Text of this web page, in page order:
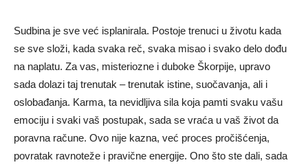
Sudbina je sve već isplanirala. Postoje trenuci u životu kada
se sve složi, kada svaka reč, svaka misao i svako delo dođu
na naplatu. Za vas, misteriozne i duboke Škorpije, upravo
sada dolazi taj trenutak – trenutak istine, suočavanja, ali i
oslobađanja. Karma, ta nevidljiva sila koja pamti svaku vašu
emociju i svaki vaš postupak, sada se vraća u vaš život da
poravna račune. Ovo nije kazna, već proces pročišćenja,
povratak ravnoteže i pravične energije. Ono što ste dali, sada